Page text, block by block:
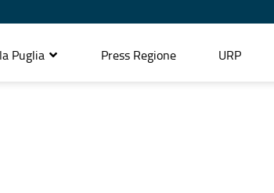
Puglia Press Regione URP